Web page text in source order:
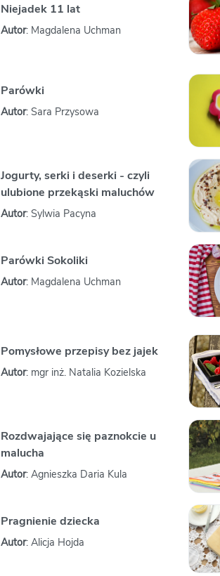
Niejadek 11 lat
Autor: Magdalena Uchman
Parówki
Autor: Sara Przysowa
Jogurty, serki i deserki - czyli
ulubione przekąski maluchów
Autor: Sylwia Pacyna
Parówki Sokoliki
Autor: Magdalena Uchman
Pomysłowe przepisy bez jajek
Autor: mgr inż. Natalia Kozielska
Rozdwajające się paznokcie u
malucha
Autor: Agnieszka Daria Kula
Pragnienie dziecka
Autor: Alicja Hojda